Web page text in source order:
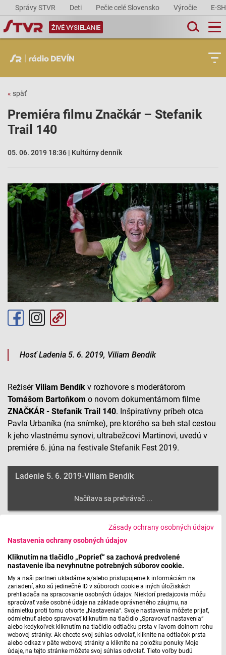
Zásady ochrany osobných údajov
Nastavenia ochrany osobných údajov
Kliknutím na tlačidlo „Poprieť“ sa zachová predvolené
nastavenie iba nevyhnutne potrebných súborov cookie.
My a naši partneri ukladáme a/alebo pristupujeme k informáciám na
zariadení, ako sú jedinečné ID v súboroch cookie a iných úložiskách
prehliadača na spracovanie osobných údajov. Niektorí predajcovia môžu
spracúvať vaše osobné údaje na základe oprávneného záujmu, na
námietku proti tomu otvorte „Nastavenia“. Svoje nastavenia môžete prijať,
odmietnuť alebo spravovať kliknutím na tlačidlo „Spravovať nastavenia“
alebo kedykoľvek kliknutím na tlačidlo odtlačku prsta v ľavom dolnom rohu
webovej stránky. Ak chcete svoj súhlas odvolať, kliknite na odtlačok prsta
alebo odkaz v päte webovej stránky a kliknite na položku ponuky Moje
údaje, na tejto stránke môžete svoj súhlas odvolať. Tieto voľby budú
Správy STVR Deti Pečie celé Slovensko Výročie E-
ŽIVÉ VYSIELANIE
« späť
Premiéra filmu Značkár – Stefanik
Trail 140
05. 06. 2019 18:36 | Kultúrny denník
Hosť Ladenia 5. 6. 2019, Viliam Bendík
RežisérViliam Bendík v rozhovore s moderátorom
Tomášom Bartoňkom o novom dokumentárnom filme
ZNAČKÁR - Stefanik Trail 140. Inšpiratívny príbeh otca
Pavla Urbaníka (na snímke), pre ktorého sa beh stal cestou
k jeho vlastnému synovi, ultrabežcovi Martinovi, uvedú v
premiére 6. júna na festivale Stefanik Fest 2019.
Ladenie 5. 6. 2019-Viliam Bendík